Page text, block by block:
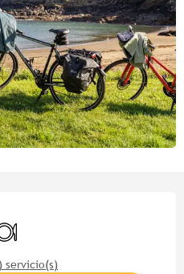
servicio(s)